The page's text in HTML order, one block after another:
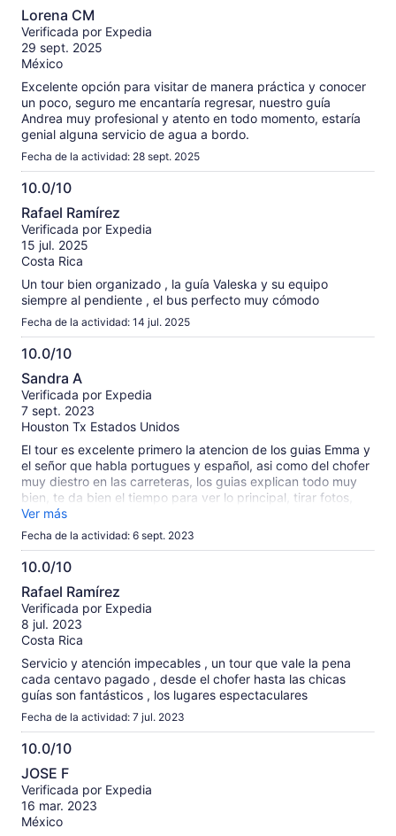
10.0
de
10
Lorena CM
Verificada por Expedia
29 sept. 2025
México
Excelente opción para visitar de manera práctica y conocer
un poco, seguro me encantaría regresar, nuestro guía
Andrea muy profesional y atento en todo momento, estaría
genial alguna servicio de agua a bordo.
Fecha de la actividad: 28 sept. 2025
10.0/10
10.0
de
10
Rafael Ramírez
Verificada por Expedia
15 jul. 2025
Costa Rica
Un tour bien organizado , la guía Valeska y su equipo
siempre al pendiente , el bus perfecto muy cómodo
Fecha de la actividad: 14 jul. 2025
10.0/10
10.0
de
10
Sandra A
Verificada por Expedia
7 sept. 2023
Houston Tx Estados Unidos
El tour es excelente primero la atencion de los guias Emma y
el señor que habla portugues y español, asi como del chofer
muy diestro en las carreteras, los guias explican todo muy
bien, te da bien el tiempo para ver lo principal, tirar fotos,
comer, hay muchas opciones, son lugares bellos y la
degustacion de los vinos y aceite de oliva y balsamico en
una hacienda agricola Poggio al Laghi en Strada di Sant
Antonio es estupenda, las atenciones y el buen comer y
tomar. Les recomiendo este tour.
Ver más
Fecha de la actividad: 6 sept. 2023
10.0/10
10.0
de
10
Rafael Ramírez
Verificada por Expedia
8 jul. 2023
Costa Rica
Servicio y atención impecables , un tour que vale la pena
cada centavo pagado , desde el chofer hasta las chicas
guías son fantásticos , los lugares espectaculares
Fecha de la actividad: 7 jul. 2023
10.0/10
10.0
de
10
JOSE F
Verificada por Expedia
16 mar. 2023
México